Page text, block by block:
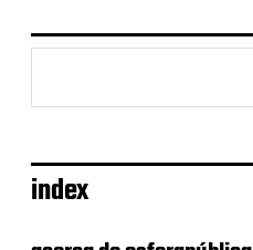
index